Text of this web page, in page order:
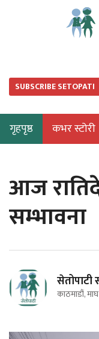
SUBSCRIBE SETOPATI
गृहपृष्ठ कभर स्टोरी
आज
सम्भावना
सेतोपाटी
काठमाडौं,